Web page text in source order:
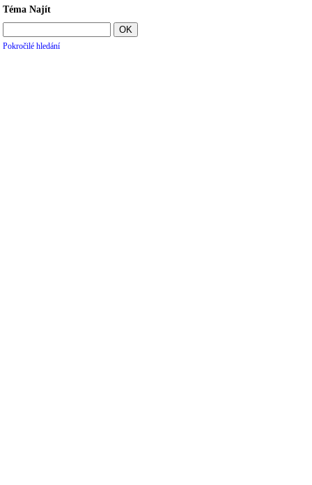
Téma Najít
Pokročilé hledání